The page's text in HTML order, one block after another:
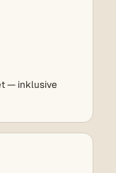
— inklusive